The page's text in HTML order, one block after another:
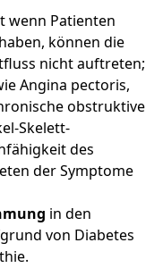
wenn Patienten
können die
nicht auftreten;
Angina pectoris,
obstruktive
Skelett-
des
der Symptome
in den
von Diabetes